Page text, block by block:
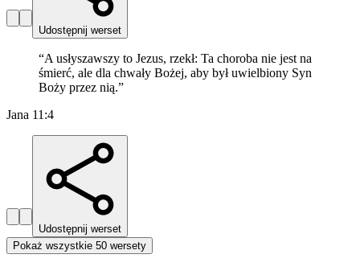
Udostępnij werset
“A usłyszawszy to Jezus, rzekł: Ta choroba nie jest na
śmierć, ale dla chwały Bożej, aby był uwielbiony Syn
Boży przez nią.”
Jana 11:4
Udostępnij werset
Pokaż wszystkie 50 wersety